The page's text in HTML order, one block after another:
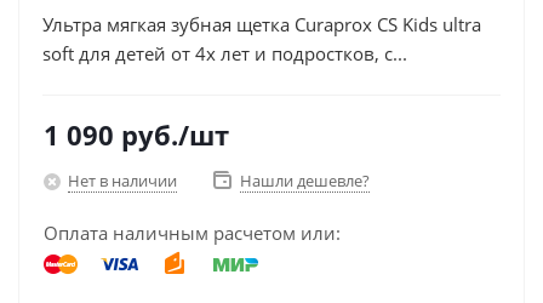
Ультра мягкая зубная щетка Curaprox CS Kids ultra
soft для детей от 4х лет и подростков, с...
1 090 руб./шт
Нет в наличии Нашли дешевле?
Оплата наличным расчетом или: